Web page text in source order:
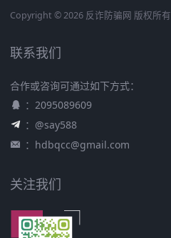
Copyright © 2026 反诈防骗网 版权所有
联系我们
合作或咨询可通过如下方式：
：2095089609
：@say588
： hdbqcc@gmail.com
关注我们